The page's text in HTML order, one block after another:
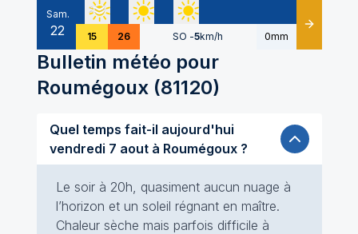
Sam.
22 15 26 SO -5km/h 0mm Détails
Bulletin météo pour
Roumégoux(81120)
Quel temps fait-il aujourd'hui
vendredi 7 aout à Roumégoux ?
Le soir à 20h, quasiment aucun nuage à
l’horizon et un soleil régnant en maître.
Chaleur sèche mais parfois difficile à